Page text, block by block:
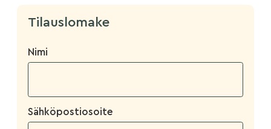
Tilauslomake
Nimi
Sähköpostiosoite